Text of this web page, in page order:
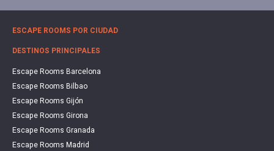
ESCAPE ROOMS POR CIUDAD
DESTINOS PRINCIPALES
Escape Rooms Barcelona
Escape Rooms Bilbao
Escape Rooms Gijón
Escape Rooms Girona
Escape Rooms Granada
Escape Rooms Madrid